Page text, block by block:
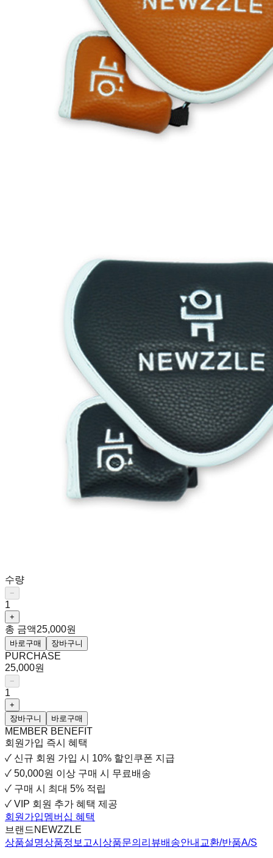
수량
−
1
+
총 금액25,000원
바로구매 장바구니
PURCHASE
25,000원
−
1
+
장바구니
바로구매
MEMBER BENEFIT
회원가입 즉시 혜택
✓ 신규 회원 가입 시 10% 할인쿠폰 지급
✓ 50,000원 이상 구매 시 무료배송
✓ 구매 시 최대 5% 적립
✓ VIP 회원 추가 혜택 제공
회원가입멤버십 혜택
브랜드 NEWZZLE
상품설명상품정보고시 상품문의 리뷰배송안내 교환/반품A/S